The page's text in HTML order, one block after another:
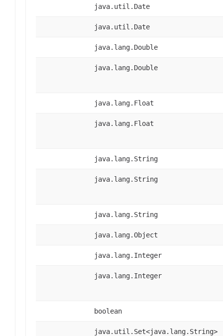
java.util.Date
java.util.Date
java.lang.Double
java.lang.Double
java.lang.Float
java.lang.Float
java.lang.String
java.lang.String
java.lang.String
java.lang.Object
java.lang.Integer
java.lang.Integer
boolean
java.util.Set<java.lang.String>